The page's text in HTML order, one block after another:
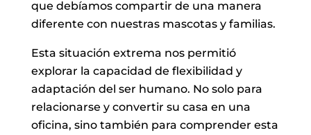
que debíamos compartir de una manera
diferente con nuestras mascotas y familias.
Esta situación extrema nos permitió
explorar la capacidad de flexibilidad y
adaptación del ser humano. No solo para
relacionarse y convertir su casa en una
oficina, sino también para comprender esta